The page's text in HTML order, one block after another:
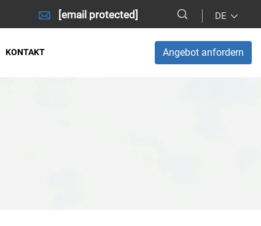
[email protected] DE
KONTAKT Angebot anfordern